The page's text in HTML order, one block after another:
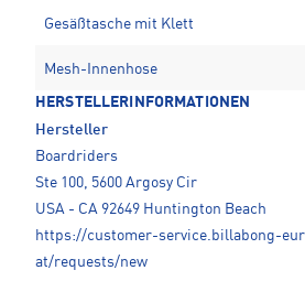
Gesäßtasche mit Klett
Mesh-Innenhose
HERSTELLERINFORMATIONEN
Hersteller
Boardriders
Ste 100, 5600 Argosy Cir
USA - CA 92649 Huntington Beach
https://customer-service.billabong-
at/requests/new